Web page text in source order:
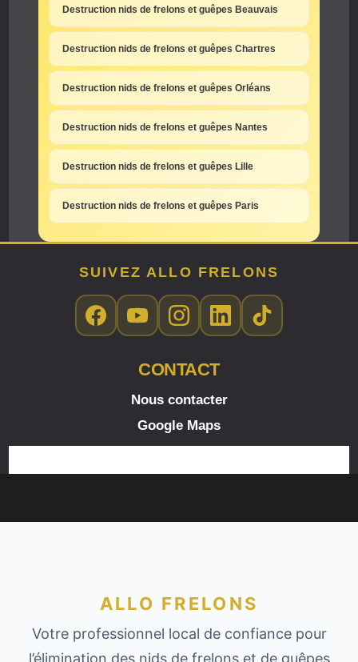
Destruction nids de frelons et guêpes Beauvais
Destruction nids de frelons et guêpes Chartres
Destruction nids de frelons et guêpes Orléans
Destruction nids de frelons et guêpes Nantes
Destruction nids de frelons et guêpes Lille
Destruction nids de frelons et guêpes Paris
SUIVEZ ALLO FRELONS
CONTACT
Nous contacter
Google Maps
ALLO FRELONS
Votre professionnel local de confiance pour